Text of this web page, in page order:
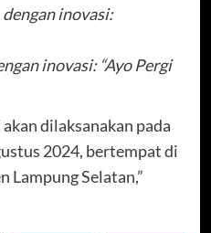
dengan inovasi:
inovasi: “Ayo Pergi
dilaksanakan pada
2024, bertempat di
Lampung Selatan,”